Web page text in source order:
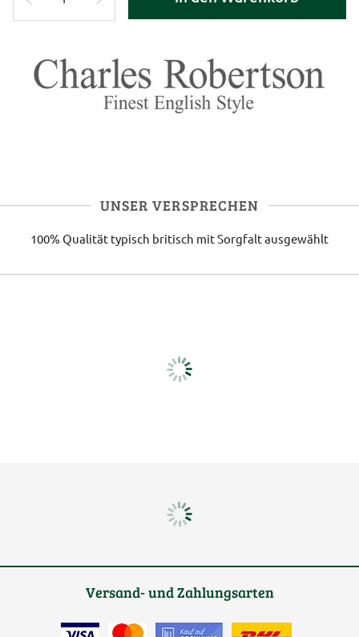
UNSER VERSPRECHEN
100% Qualität typisch britisch mit Sorgfalt ausgewählt
Versand- und Zahlungsarten